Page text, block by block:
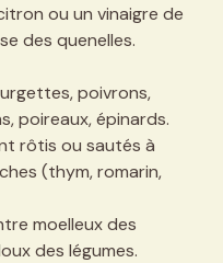
ou un vinaigre de
des quenelles.
poivrons,
poireaux, épinards.
rôtis ou sautés à
(thym, romarin,
moelleux des
des légumes.